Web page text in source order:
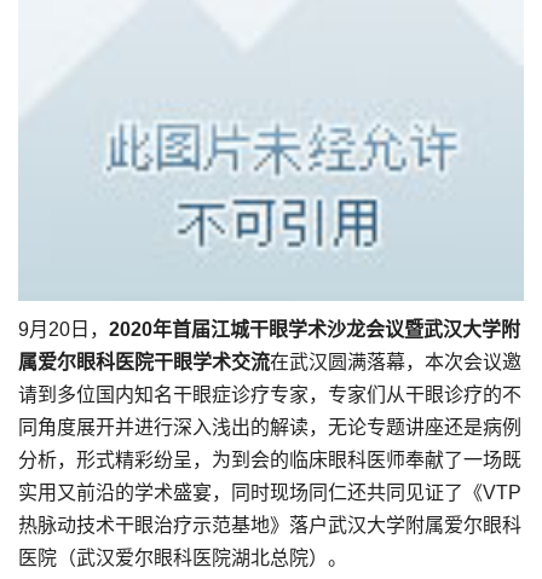
9月20日， 2020年首届江城干眼学术沙龙会议暨武汉大学附
属爱尔眼科医院干眼学术交流在武汉圆满落幕，本次会议邀
请到多位国内知名干眼症诊疗专家，专家们从干眼诊疗的不
同角度展开并进行深入浅出的解读，无论专题讲座还是病例
分析，形式精彩纷呈，为到会的临床眼科医师奉献了一场既
实用又前沿的学术盛宴，同时现场同仁还共同见证了《VTP
热脉动技术干眼治疗示范基地》落户武汉大学附属爱尔眼科
医院（武汉爱尔眼科医院湖北总院）。